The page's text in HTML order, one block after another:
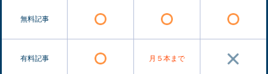
無料記事
有料記事 月５本まで